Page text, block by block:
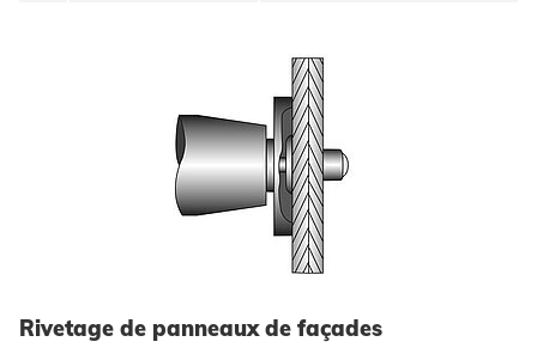
CGV
Rivetage de panneaux de façades